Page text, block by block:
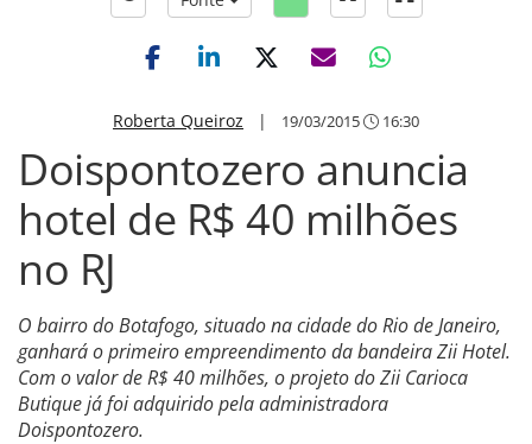
Roberta Queiroz | 19/03/2015 16:30
Doispontozero anuncia
hotel de R$ 40 milhões
no RJ
O bairro do Botafogo, situado na cidade do Rio de Janeiro,
ganhará o primeiro empreendimento da bandeira Zii Hotel.
Com o valor de R$ 40 milhões, o projeto do Zii Carioca
Butique já foi adquirido pela administradora
Doispontozero.